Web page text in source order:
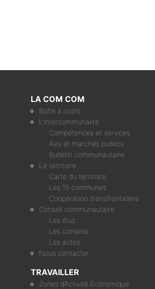
LA COM COM
Boîte à outils
L’intercommunalité
Compétences et services
Avis et marchés publics
Bulletin communautaire
Le territoire
Carte du territoire
Les 15 communes
Coopération transfrontalière
Conseil communautaire
Les élus
Les conseils
Les actes
Nous contacter
TRAVAILLER
Zones d’Activité Économique